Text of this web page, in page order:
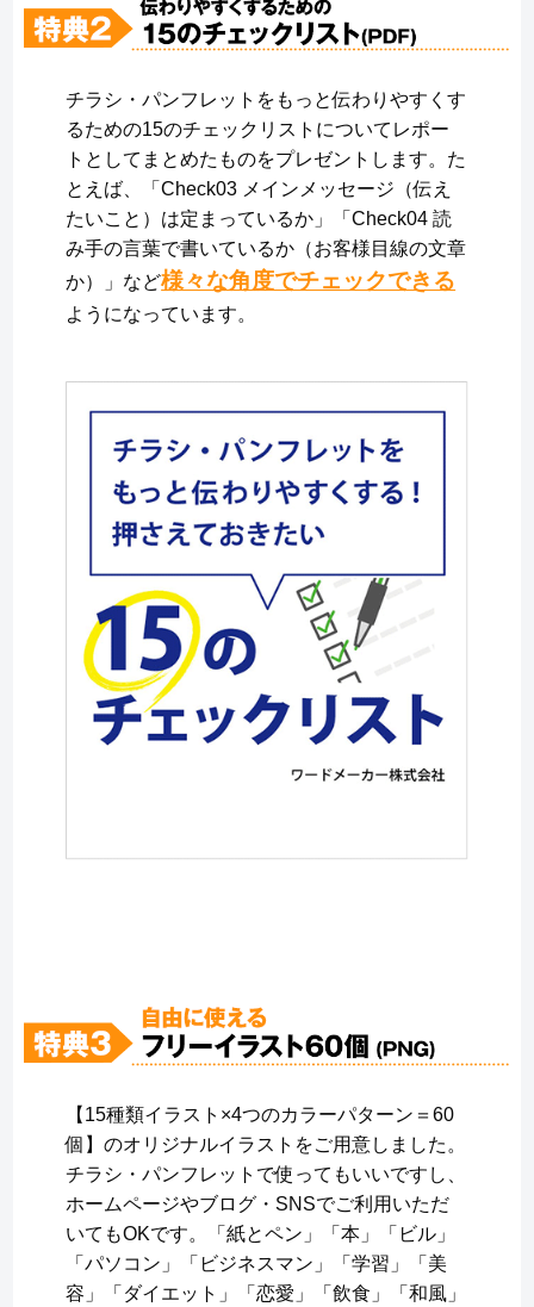
チラシ・パンフレットをもっと伝わりやすくす
るための15のチェックリストについてレポー
トとしてまとめたものをプレゼントします。た
とえば、「Check03 メインメッセージ（伝え
たいこと）は定まっているか」「Check04 読
み手の言葉で書いているか（お客様目線の文章
か）」など様々な角度でチェックできる
ようになっています。
【15種類イラスト×4つのカラーパターン＝60
個】のオリジナルイラストをご用意しました。
チラシ・パンフレットで使ってもいいですし、
ホームページやブログ・SNSでご利用いただ
いてもOKです。「紙とペン」「本」「ビル」
「パソコン」「ビジネスマン」「学習」「美
容」「ダイエット」「恋愛」「飲食」「和風」